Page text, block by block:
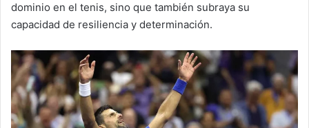
dominio en el tenis, sino que también subraya su
capacidad de resiliencia y determinación.